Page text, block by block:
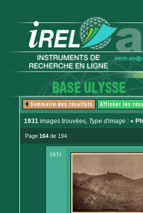
1931 images trouvées, Type d'image : «
Page 164 de 194
1631